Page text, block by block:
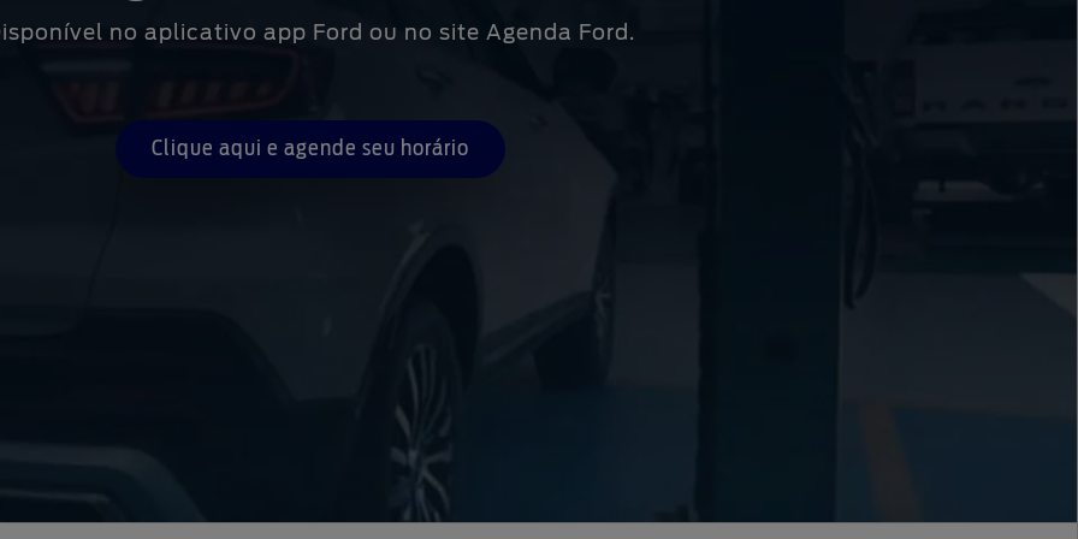
no aplicativo app Ford ou no site Agenda Ford.
Clique aqui e agende seu horário